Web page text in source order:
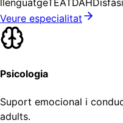
llenguatgeTEATDAH
Veure especialitat
Psicologia
Suport emocional i
adults.